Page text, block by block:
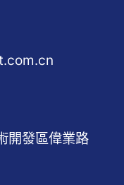
開發區偉業路